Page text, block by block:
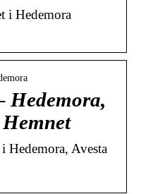
i Hedemora
Hedemora,
Hedemora, Avesta